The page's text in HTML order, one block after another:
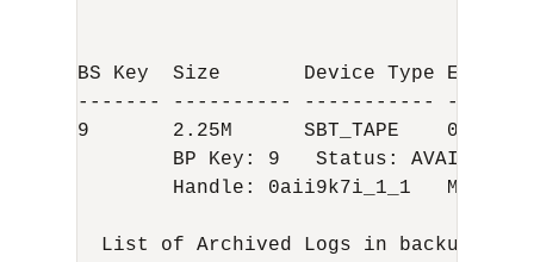
BS Key  Size       Device Type Elapsed
------- ---------- -----------
9       2.25M      SBT_TAPE
BP Key: 9   Status: AVAILABLE
Handle: 0aii9k7i_1_1   Media:
List of Archived Logs in backup set